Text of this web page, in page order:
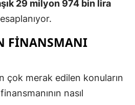
29 milyon 974 bin lira
FINANSMANI
çok merak edilen konuların
nasıl